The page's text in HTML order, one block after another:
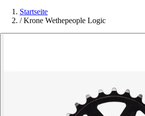
Startseite
/ Krone Wethepeople Logic